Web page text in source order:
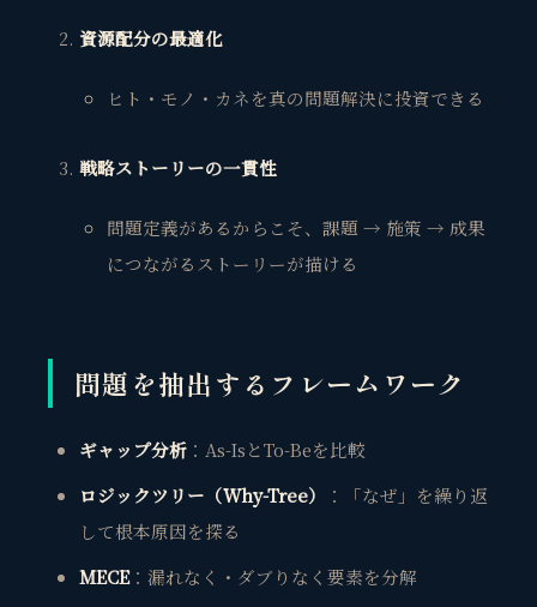
資源配分の最適化
ヒト・モノ・カネを真の問題解決に投資できる
戦略ストーリーの一貫性
問題定義があるからこそ、課題 → 施策 → 成果
につながるストーリーが描ける
問題を抽出するフレームワーク
ギャップ分析：As-IsとTo-Beを比較
ロジックツリー（Why-Tree）
：「なぜ」を繰り返
して根本原因を探る
MECE：漏れなく・ダブりなく要素を分解